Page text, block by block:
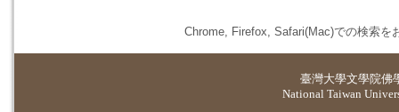
Chrome, Firefox, Safari(Mac)での検索を
臺灣大學文學院佛
National Taiwan